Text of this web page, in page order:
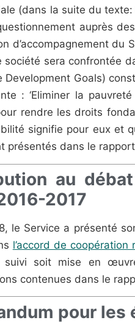
(dans la suite du
auprès
d’accompagnement
société sera confrontée
Development Goals)
: ‘Eliminer la
rendre les droits
signifie pour eux et
présentés dans le
au
2017
le Service a présenté
l’accord de
suivi soit mise en
contenues dans le
pour les